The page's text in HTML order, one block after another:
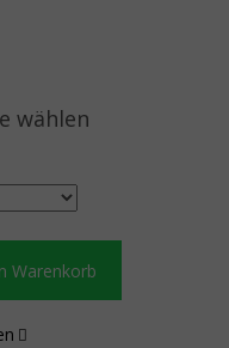
wählen
Warenkorb